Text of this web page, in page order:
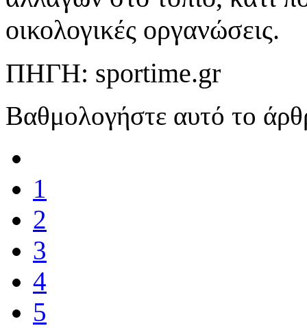
οικολογικές οργανώσεις.
ΠΗΓΗ: sportime.gr
Βαθμολογήστε αυτό το
1
2
3
4
5